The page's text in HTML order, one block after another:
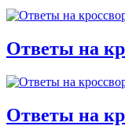
Ответы на
Ответы на